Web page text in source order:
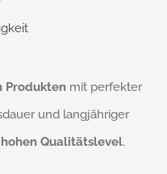
Produktenmit perfekter
und langjähriger
Qualitätslevel.